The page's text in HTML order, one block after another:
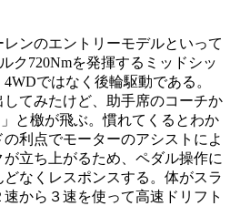
ンのエントリーモデルといって
ク720Nmを発揮するミッドシッ
ではなく後輪駆動である。
てみたけど、助手席のコーチか
と檄が飛ぶ。慣れてくるとわか
利点でモーターのアシストによ
立ち上がるため、ペダル操作に
なくレスポンスする。体がスラ
から３速を使って高速ドリフト